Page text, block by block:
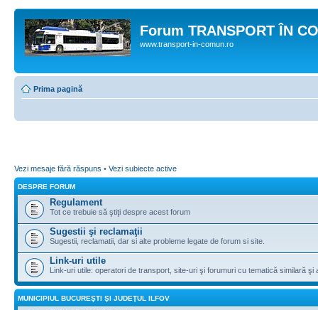
Forum TRANSPORT ÎN
www.transport-in-comun.ro
Prima pagină
Vezi mesaje fără răspuns • Vezi subiecte active
DESPRE FORUM
Regulament
Tot ce trebuie să ştiţi despre acest forum
Sugestii şi reclamaţii
Sugestii, reclamatii, dar si alte probleme legate de forum si site.
Link-uri utile
Link-uri utile: operatori de transport, site-uri şi forumuri cu tematică similară şi
MUNICIPIUL BUCUREŞTI ŞI JUDEŢUL ILFOV